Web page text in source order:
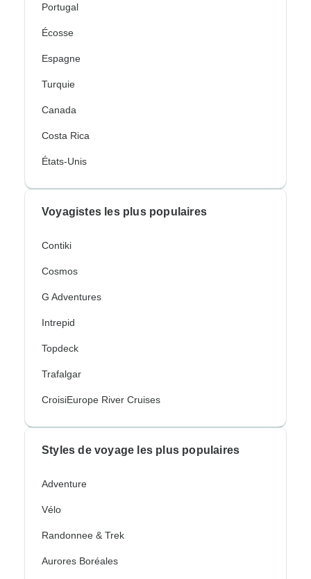
Portugal
Écosse
Espagne
Turquie
Canada
Costa Rica
États-Unis
Voyagistes les plus populaires
Contiki
Cosmos
G Adventures
Intrepid
Topdeck
Trafalgar
CroisiEurope River Cruises
Styles de voyage les plus populaires
Adventure
Vélo
Randonnee & Trek
Aurores Boréales